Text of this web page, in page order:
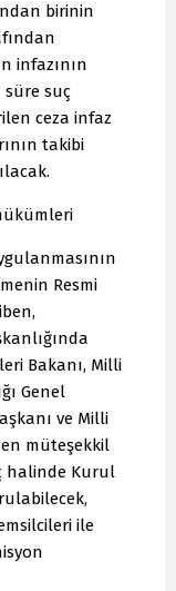
birinin
infazının
süre suç
ceza infaz
takibi
Resmi
Bakanı, Milli
Genel
ve Milli
müteşekkil
halinde Kurul
ile